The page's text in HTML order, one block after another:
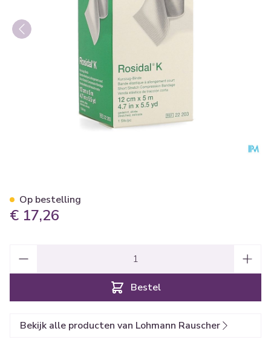
€ 17,26
Bestel
Op bestelling
Bekijk alle producten van Lohmann Rauscher